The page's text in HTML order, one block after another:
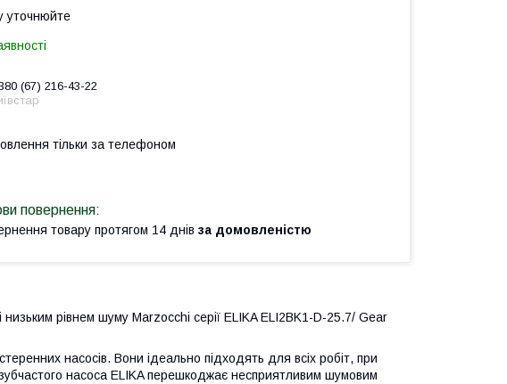
уточнюйте
(67) 216-43-22
тільки за телефоном
товару протягом 14 днів за домовленістю
рівнем шуму Marzocchi серії ELIKA ELI2BK1-D-25.7/ Gear
насосів. Вони ідеально підходять для всіх робіт, при
насоса ELIKA перешкоджає несприятливим шумовим